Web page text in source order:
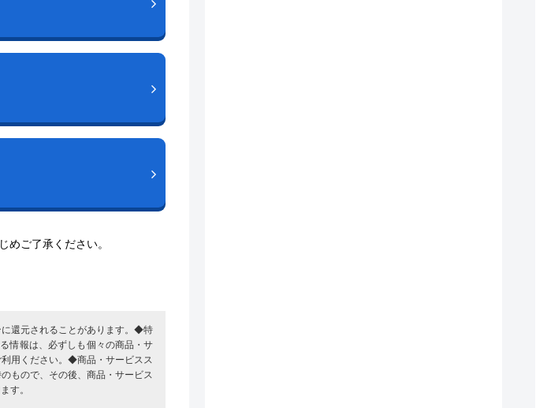
ご了承ください。
還元されることがあります。◆特
情報は、必ずしも個々の商品・サ
用ください。◆商品・サービスス
もので、その後、商品・サービス
す。